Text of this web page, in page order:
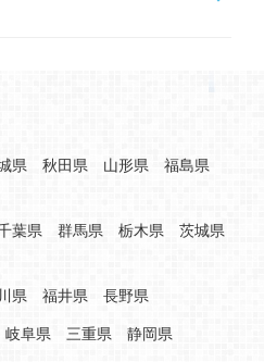
県 秋田県 山形県 福島県
葉県 群馬県 栃木県 茨城県
県 福井県 長野県
岐阜県 三重県 静岡県